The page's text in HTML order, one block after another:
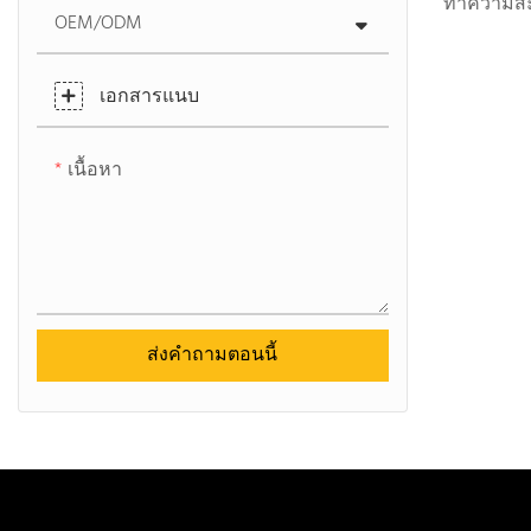
OEM/ODM
เอกสารแนบ
เนื้อหา
ส่งคำถามตอนนี้